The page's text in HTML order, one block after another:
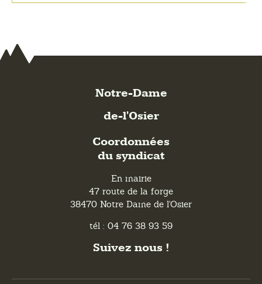
Notre-Dame
de-l'Osier
Coordonnées
du syndicat
En mairie
47 route de la forge
38470 Notre Dame de l'Osier
tél : 04 76 38 93 59
Suivez nous !